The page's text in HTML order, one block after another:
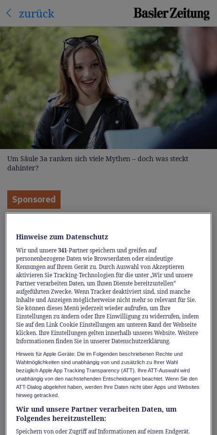
zurück
Um Säule 3a ranken sich viele Mythen – doch was steckt
dahinter?
Sponsored
nicht? Die vier Irrtümer
der Säule 3a
Schweizer*innen zahlen jährlich mehrere
Milliarden Franken in die Säule 3a ein.
Dennoch ist der allgemeine Wissensstand
darüber gering. Deshalb werden hier vier
der häufigsten Irrtümer widerlegt.
1. Mit der Altersvorsorge kann man
sich Zeit lassen
Jüngere Personen können aufgrund des
knappen Budgets häufig nicht den
Maximalbetrag in die Säule 3a einzahlen. Sie
Hinweise zum Datenschutz
Wir und unsere341-Partner speichern und greifen auf
personenbezogene Daten wie Browserdaten oder eindeutige
Kennungen auf Ihrem Gerät zu. Durch Auswahl von Akzeptieren
aktivieren Sie Tracking-Technologien für die unter „Wir und unsere
Partner verarbeiten Daten, um Ihnen Dienste bereitzustellen“
aufgeführten Zwecke. Wenn Tracker deaktiviert sind, sind manche
Inhalte und Anzeigen möglicherweise nicht mehr so relevant für Sie.
Sie können dieses Menü jederzeit wieder aufrufen, um Ihre
Einstellungen zu ändern oder Ihre Einwilligung zu widerrufen, indem
Sie auf den Link Cookie Einstellungen am unteren Rand der Webseite
klicken. Ihre Einstellungen gelten innerhalb unseres Website. Weitere
Informationen finden Sie in unserer Datenschutzerklärung.
Hinweis für Apple Geräte: Die im Folgenden beschriebenen Rechte und
Wahlmöglichkeiten sind unabhängig von und zusätzlich zu Ihrer Wahl
bezüglich Apple App Tracking Transparency (ATT). Ihre ATT-Auswahl wird
unabhängig von den nachstehenden Entscheidungen beachtet. Wenn Sie den
ATT-Dialog abgelehnt haben, werden Ihre Daten nicht über Apps und Websites
hinweg getracked.
Wir und unsere Partner verarbeiten Daten, um
Folgendes bereitzustellen:
Speichern von oder Zugriff auf Informationen auf einem Endgerät.